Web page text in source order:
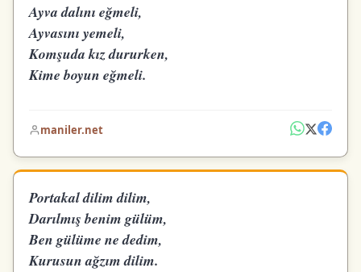
Ayva dalını eğmeli,
Ayvasını yemeli,
Komşuda kız dururken,
Kime boyun eğmeli.
maniler.net
Portakal dilim dilim,
Darılmış benim gülüm,
Ben gülüme ne dedim,
Kurusun ağzım dilim.